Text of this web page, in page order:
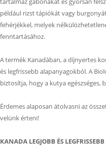
például rizst tápiókát vagy
fehérjékkel, melyek
fenntartásához.
A termék Kanadában, a díjnyertes
és legfrissebb alapanyagokból. A
biztosítja, hogy a kutya egészséges,
Érdemes alaposan átolvasni az
velünk érteni!
KANADA LEGJOBB ÉS LEGFRISSEBB